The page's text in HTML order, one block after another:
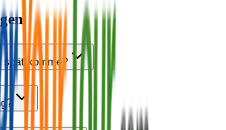
spät komme?